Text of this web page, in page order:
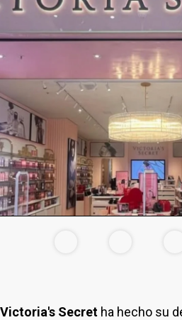
Victoria's Secret ha hecho su